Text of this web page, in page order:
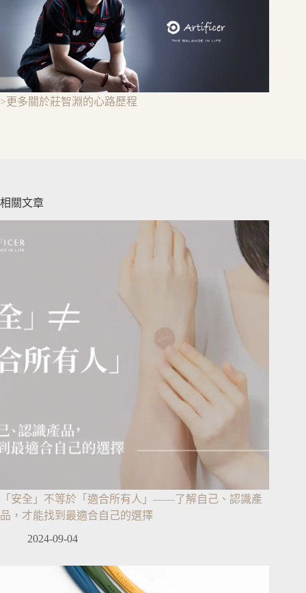
>更多關於莊智淵的心路歷程
相關文章
「安全」不等於「適合所有人」——了解自己、認識產
品，才能找到最適合自己的選擇
2024-09-04